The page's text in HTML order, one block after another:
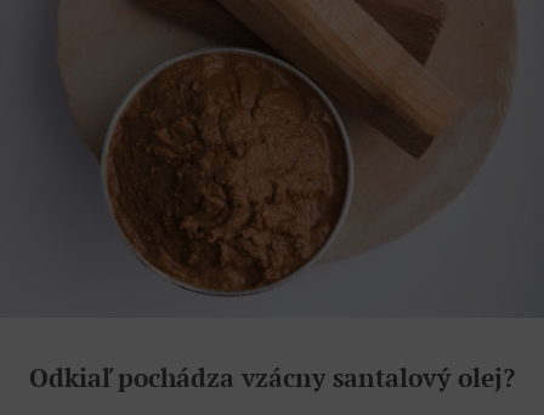
Odkiaľ pochádza vzácny santalový olej?